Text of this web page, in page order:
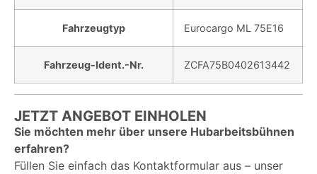
Fahrzeugtyp Eurocargo ML 75E16
Fahrzeug-Ident.-Nr. ZCFA75B0402613442
JETZT ANGEBOT EINHOLEN
Sie möchten mehr über unsere Hubarbeitsbühnen
erfahren?
Füllen Sie einfach das Kontaktformular aus – unser